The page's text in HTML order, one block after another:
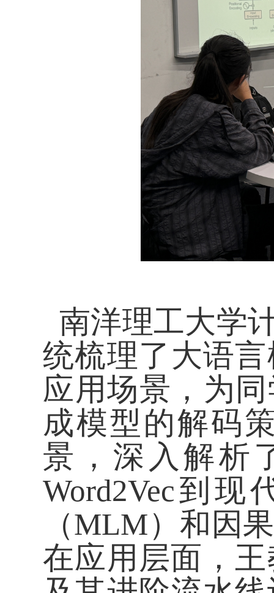
南洋理工大学
统梳理了大语
应用场景，为
成模型的解码
景 ， 深入解析
Word2Vec到
（MLM）和因
在应用层面，